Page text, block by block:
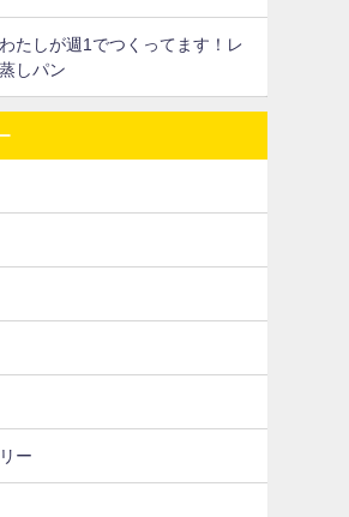
たしが週1でつくってます！レ
しパン
ー